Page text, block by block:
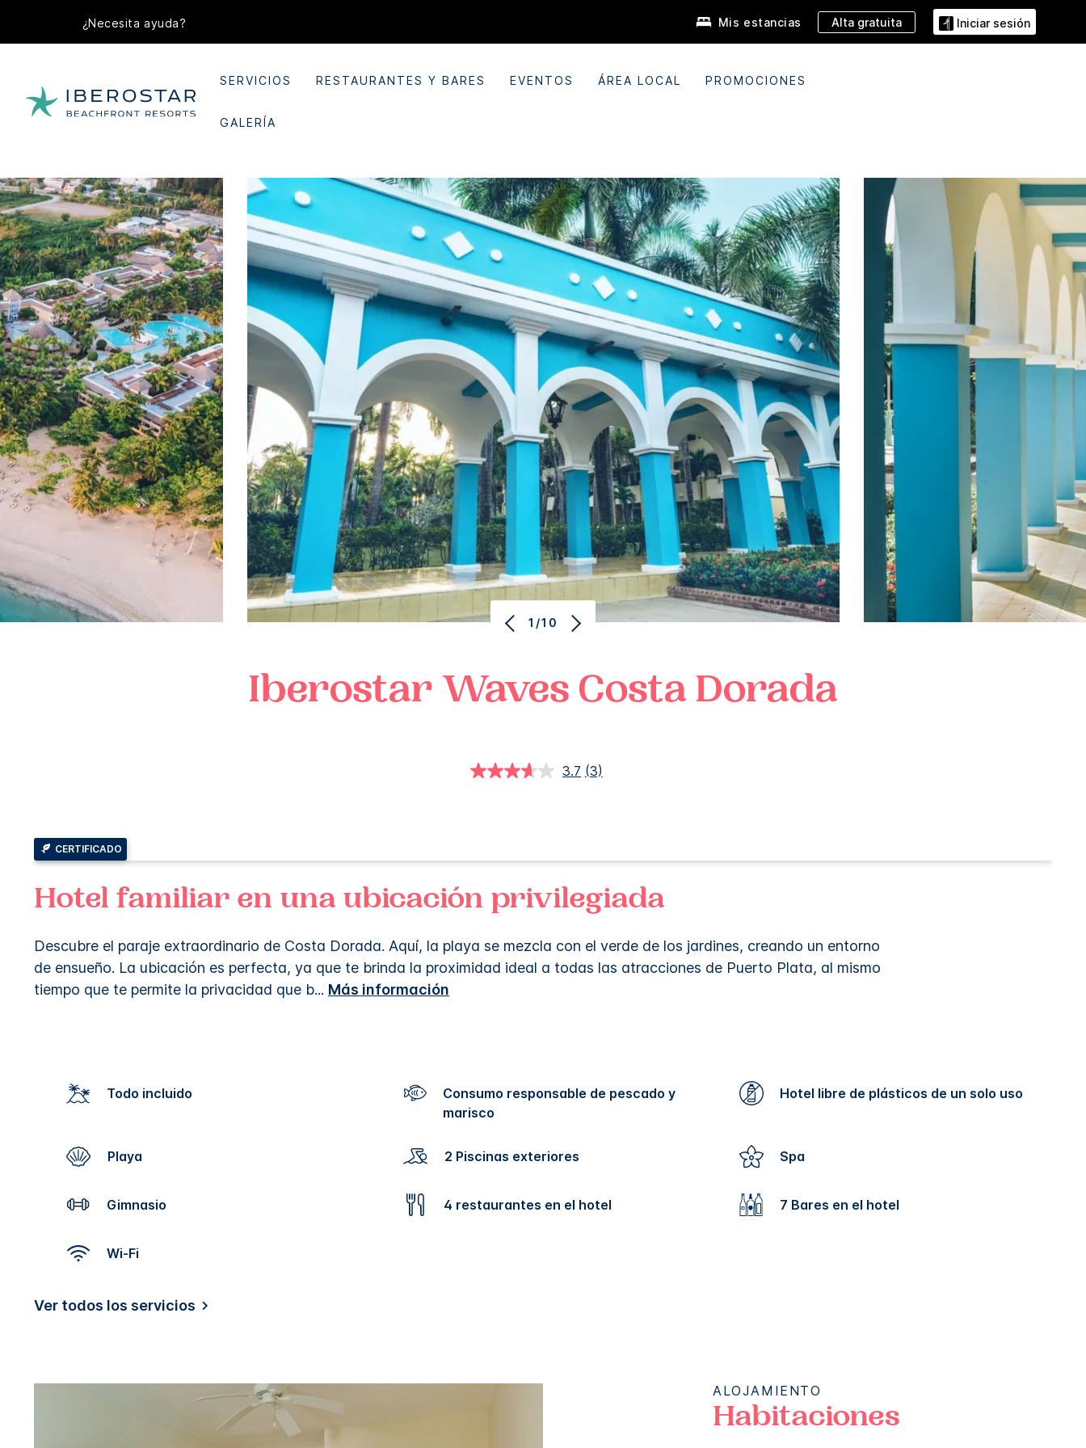
¿Necesita ayuda? Mis estancias Alta gratuita Iniciar sesión
SERVICIOS RESTAURANTES Y BARES EVENTOS ÁREA LOCAL PROMOCIONES
GALERÍA
1/10
Iberostar Waves Costa Dorada
3.7 Lea
página.
(3)
CERTIFICADO
Hotel familiar en una ubicación privilegiada
Descubre el paraje extraordinario de Costa Dorada. Aquí, la playa se mezcla con el verde de los jardines, creando un entorno
de ensueño. La ubicación es perfecta, ya que te brinda la proximidad ideal a todas las atracciones de Puerto Plata, al mismo
tiempo que te permite la privacidad que b... Más información
Todo incluido
Consumo responsable de pescado y
marisco
Hotel libre de plásticos de un solo uso
Playa 2 Piscinas exteriores Spa
Gimnasio 4 restaurantes en el hotel 7 Bares en el hotel
Wi-Fi
Ver todos los servicios
ALOJAMIENTO
Habitaciones